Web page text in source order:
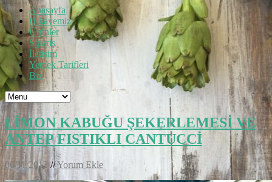
Anasayfa
Hikayemiz
Ürünler
Sipariş
İletişim
Yemek Tarifleri
Biz
LİMON KABUĞU ŞEKERLEMESİ VE
ANTEP FISTIKLI CANTUCCİ
06/11/2013//Yorum Ekle